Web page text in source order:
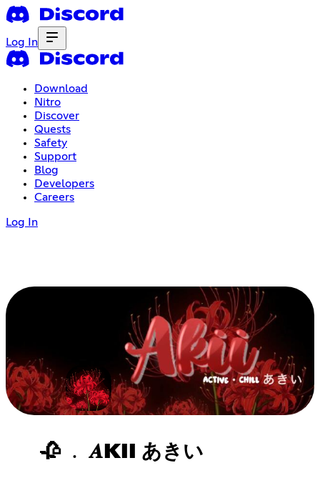
Log In
Download
Nitro
Discover
Quests
Safety
Support
Blog
Developers
Careers
Log In
🥀 ﹒ 𝑨KII あきい